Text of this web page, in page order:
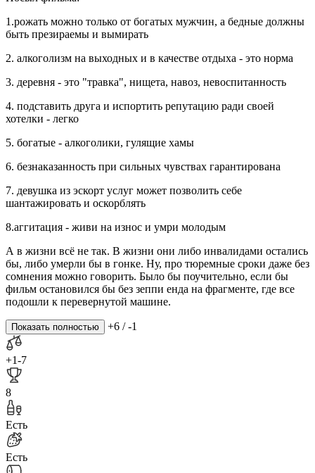
1.рожать можно только от богатых мужчин, а бедные должны
быть презираемы и вымирать
2. алкоголизм на выходных и в качестве отдыха - это норма
3. деревня - это "травка", нищета, навоз, невоспитанность
4. подставить друга и испортить репутацию ради своей
хотелки - легко
5. богатые - алкоголики, гулящие хамы
6. безнаказанность при сильных чувствах гарантирована
7. девушка из эскорт услуг может позволить себе
шантажировать и оскорблять
8.аггитация - живи на износ и умри молодым
А в жизни всё не так. В жизни они либо инвалидами остались
бы, либо умерли бы в гонке. Ну, про тюремные сроки даже без
сомнения можно говорить. Было бы поучительно, если бы
фильм остановился бы без зеппи енда на фрагменте, где все
подошли к перевернутой машине.
Показать полностью +6 /-1
+1-7
8
Есть
Есть